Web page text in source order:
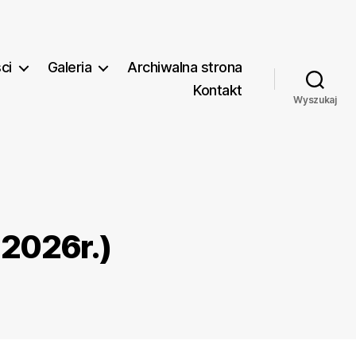
Galeria
Archiwalna strona
Kontakt
Wyszukaj
2026r.)